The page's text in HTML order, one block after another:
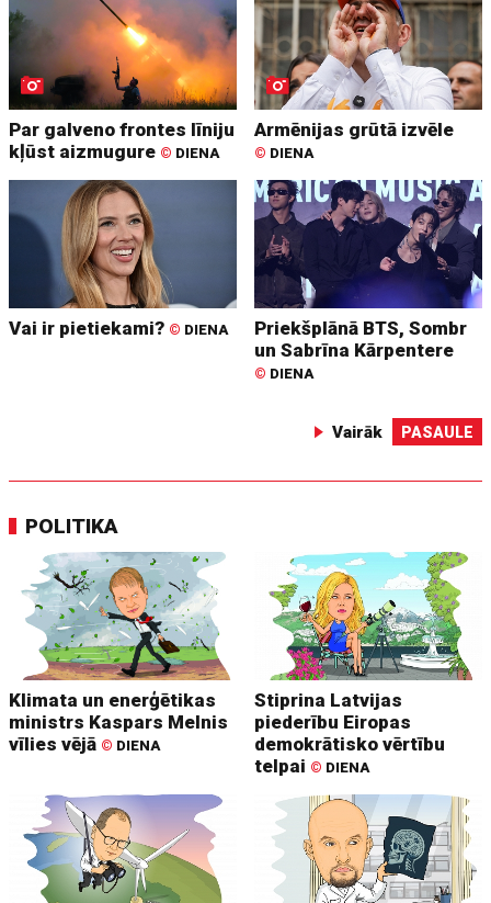
Par galveno frontes līniju
kļūst aizmugure © DIENA
Armēnijas grūtā izvēle
© DIENA
Vai ir pietiekami? © DIENA
Priekšplānā BTS, Sombr
un Sabrīna Kārpentere
© DIENA
Vairāk PASAULE
POLITIKA
Klimata un enerģētikas
ministrs Kaspars Melnis
vīlies vējā © DIENA
Stiprina Latvijas
piederību Eiropas
demokrātisko vērtību
telpai © DIENA